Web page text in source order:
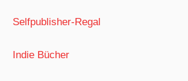
Selfpublisher-Regal
Indie Bücher